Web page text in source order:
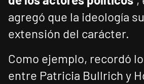
agregó que la ideología
extensión del carácter.
Como ejemplo, recordó
entre Patricia Bullrich y